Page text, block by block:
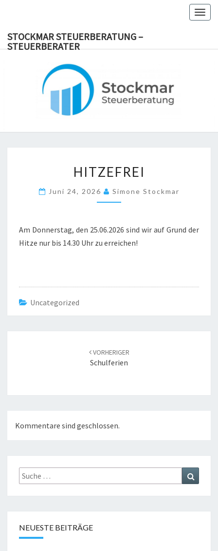
STOCKMAR STEUERBERATUNG –
STEUERBERATER
Steuerberater
Viersen Dülken
HITZEFREI
Juni 24, 2026 Simone Stockmar
Am Donnerstag, den 25.06.2026 sind wir auf Grund der
Hitze nur bis 14.30 Uhr zu erreichen!
Uncategorized
VORHERIGER
Schulferien
Kommentare sind geschlossen.
Suche
nach:
NEUESTE BEITRÄGE